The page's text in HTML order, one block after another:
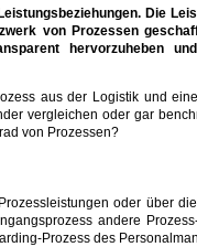
Die
von Prozessen
hervorzuheben
aus der Logistik und
vergleichen oder gar
von Prozessen?
oder über
andere
Prozess des